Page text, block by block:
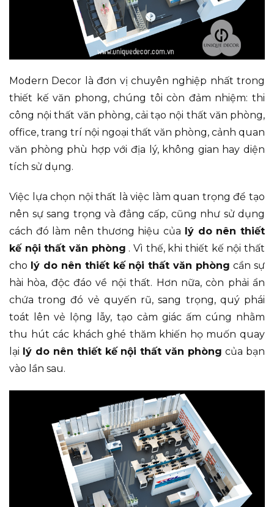
Modern Decor là đơn vị chuyên nghiệp nhất trong
thiết kế văn phong, chúng tôi còn đảm nhiệm: thi
công nội thất văn phòng, cải tạo nội thất văn phòng,
office, trang trí nội ngoại thất văn phòng, cảnh quan
văn phòng phù hợp với địa lý, không gian hay diện
tích sử dụng.
Việc lựa chọn nội thất là việc làm quan trọng để tạo
nên sự sang trọng và đẳng cấp, cũng như sử dụng
cách đó làm nên thương hiệu của lý do nên thiết
kế nội thất văn phòng . Vì thế, khi thiết kế nội thất
cho lý do nên thiết kế nội thất văn phòng cần sự
hài hòa, độc đáo về nội thất. Hơn nữa, còn phải ẩn
chứa trong đó vẻ quyến rũ, sang trọng, quý phái
toát lên vẻ lộng lẫy, tạo cảm giác ấm cúng nhằm
thu hút các khách ghé thăm khiến họ muốn quay
lại lý do nên thiết kế nội thất văn phòng của bạn
vào lần sau.